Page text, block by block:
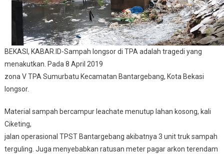
Longsor
BEKASI, KABAR.ID-Sampah longsor di TPA adalah tragedi yang
menakutkan. Pada 8 April 2019
zona V TPA Sumurbatu Kecamatan Bantargebang, Kota Bekasi
longsor.
Material sampah bercampur leachate menutup lahan kosong, kali
Ciketing,
jalan operasional TPST Bantargebang akibatnya 3 unit truk sampah
terguling. Juga menyebabkan ratusan meter pagar arkon terendam